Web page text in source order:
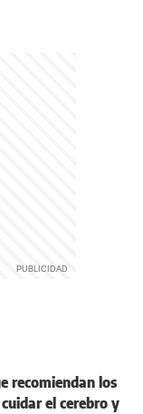
recomiendan los
el cerebro y